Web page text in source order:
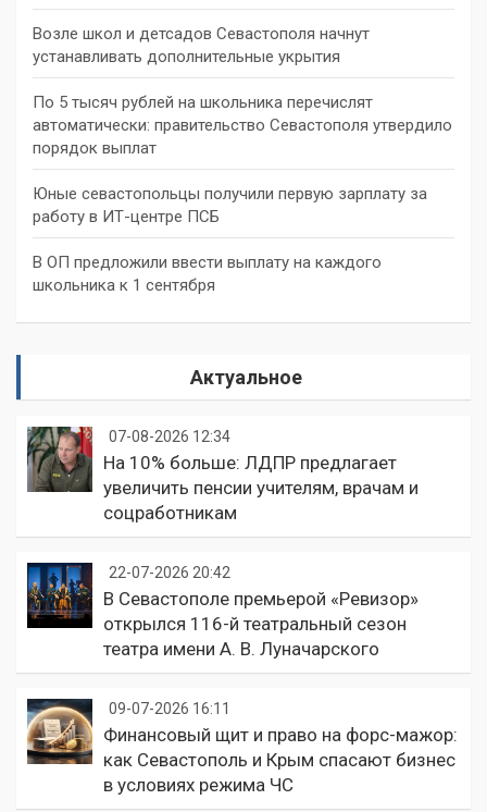
Возле школ и детсадов Севастополя начнут
устанавливать дополнительные укрытия
По 5 тысяч рублей на школьника перечислят
автоматически: правительство Севастополя утвердило
порядок выплат
Юные севастопольцы получили первую зарплату за
работу в ИТ-центре ПСБ
В ОП предложили ввести выплату на каждого
школьника к 1 сентября
Актуальное
07-08-2026 12:34
На 10% больше: ЛДПР предлагает
увеличить пенсии учителям, врачам и
соцработникам
22-07-2026 20:42
В Севастополе премьерой «Ревизор»
открылся 116-й театральный сезон
театра имени А. В. Луначарского
09-07-2026 16:11
Финансовый щит и право на форс-мажор:
как Севастополь и Крым спасают бизнес
в условиях режима ЧС